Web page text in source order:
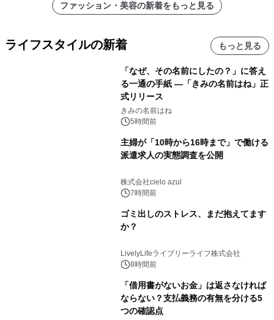
ファッション・美容の新着をもっと見る
ライフスタイルの新着 もっと見る
「なぜ、その名前にしたの？」に答え
る一通の手紙 ―「きみの名前はね」正
式リリース
きみの名前はね
5時間前
主婦が「10時から16時まで」で働ける
派遣求人の実態調査を公開
株式会社cielo azul
7時間前
ゴミ出しのストレス、まだ抱えてます
か？
LivelyLifeライブリーライフ株式会社
8時間前
「借用書がないお金」は返さなければ
ならない？支払義務の有無を分ける5
つの確認点